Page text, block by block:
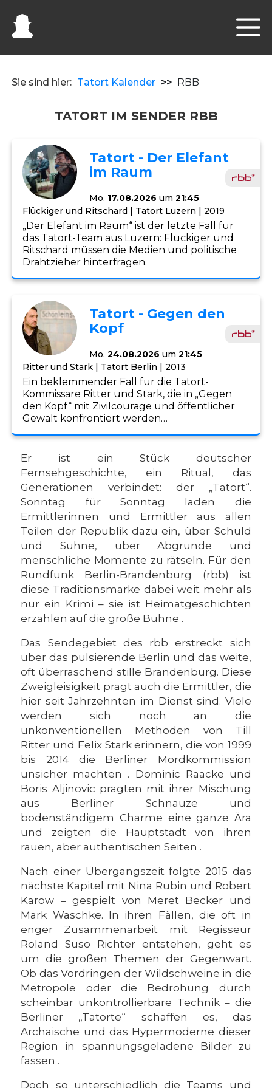
Sie sind hier: Tatort Kalender >> RBB
TATORT IM SENDER RBB
Tatort - Der Elefant
im Raum
Mo. 17.08.2026 um21:45
Flückiger und Ritschard | Tatort Luzern | 2019
„Der Elefant im Raum“ ist der letzte Fall für
das Tatort-Team aus Luzern: Flückiger und
Ritschard müssen die Medien und politische
Drahtzieher hinterfragen.
Tatort - Gegen den
Kopf
Mo.24.08.2026 um21:45
Ritter und Stark | Tatort Berlin | 2013
Ein beklemmender Fall für die Tatort-
Kommissare Ritter und Stark, die in „Gegen
den Kopf“ mit Zivilcourage und öffentlicher
Gewalt konfrontiert werden…
Er ist ein Stück deutscher
Fernsehgeschichte, ein Ritual, das
Generationen verbindet: der „Tatort“.
Sonntag für Sonntag laden die
Ermittlerinnen und Ermittler aus allen
Teilen der Republik dazu ein, über Schuld
und Sühne, über Abgründe und
menschliche Momente zu rätseln. Für den
Rundfunk Berlin-Brandenburg (rbb) ist
diese Traditionsmarke dabei weit mehr als
nur ein Krimi – sie ist Heimatgeschichten
erzählen auf die große Bühne .
Das Sendegebiet des rbb erstreckt sich
über das pulsierende Berlin und das weite,
oft überraschend stille Brandenburg. Diese
Zweigleisigkeit prägt auch die Ermittler, die
hier seit Jahrzehnten im Dienst sind. Viele
werden sich noch an die
unkonventionellen Methoden von Till
Ritter und Felix Stark erinnern, die von 1999
bis 2014 die Berliner Mordkommission
unsicher machten . Dominic Raacke und
Boris Aljinovic prägten mit ihrer Mischung
aus Berliner Schnauze und
bodenständigem Charme eine ganze Ära
und zeigten die Hauptstadt von ihren
rauen, aber authentischen Seiten .
Nach einer Übergangszeit folgte 2015 das
nächste Kapitel mit Nina Rubin und Robert
Karow – gespielt von Meret Becker und
Mark Waschke. In ihren Fällen, die oft in
enger Zusammenarbeit mit Regisseur
Roland Suso Richter entstehen, geht es
um die großen Themen der Gegenwart.
Ob das Vordringen der Wildschweine in die
Metropole oder die Bedrohung durch
scheinbar unkontrollierbare Technik – die
Berliner „Tatorte“ schaffen es, das
Archaische und das Hypermoderne dieser
Region in spannungsgeladene Bilder zu
fassen .
Doch so unterschiedlich die Teams und